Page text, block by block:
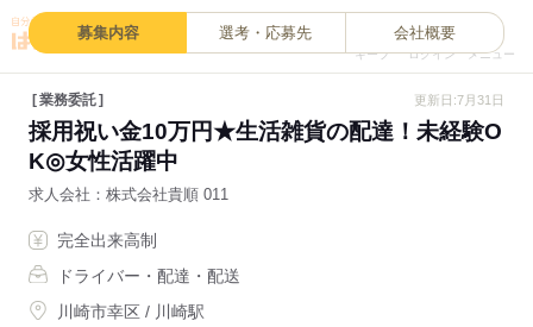
キープ ログイン メニュー
募集内容 選考・応募先 会社概要
業務委託 更新日:7月31日
採用祝い金10万円★生活雑貨の配達！未経験O
K◎女性活躍中
求人会社 株式会社貴順 011
完全出来高制
ドライバー・配達・配送
川崎市幸区 / 川崎駅